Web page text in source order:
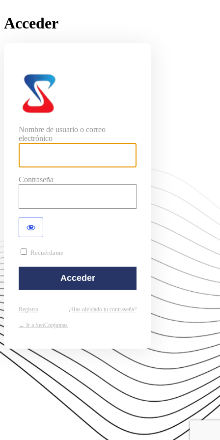
Acceder
Nombre de usuario o correo
electrónico
Contraseña
Recuérdame
Registro ¿Has olvidado tu contraseña?
← Ir a SeoConjuntas